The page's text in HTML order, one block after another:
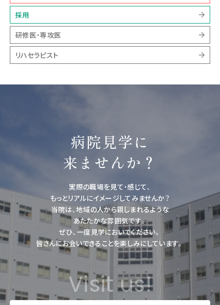
採用
研修医・専攻医
リハセラピスト
病院見学に
来ませんか？
実際の職場を見て・感じて、
もっとリアルにイメージしてみませんか？
当院は、地域の人から親しまれるような
あたたかな雰囲気です。
ぜひ、一度見学においでください。
皆さんにお会いできることを楽しみにしています。
Visit us!